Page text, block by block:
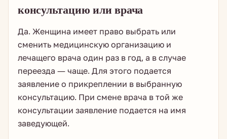
консультацию или врача
Да. Женщина имеет право выбрать или
сменить медицинскую организацию и
лечащего врача один раз в год, а в случае
переезда — чаще. Для этого подается
заявление о прикреплении в выбранную
консультацию. При смене врача в той же
консультации заявление подается на имя
заведующей.